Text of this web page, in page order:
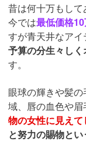
昔は何十万もして
今では最低価格
すが青天井なア
予算の分生々し
す。
眼球の輝きや髪
域、唇の血色や眉
物の女性に見えて
と努力の賜物と